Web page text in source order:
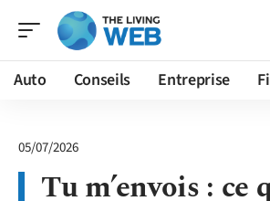
Auto Conseils Entreprise
05/07/2026
Tu m’envois : ce